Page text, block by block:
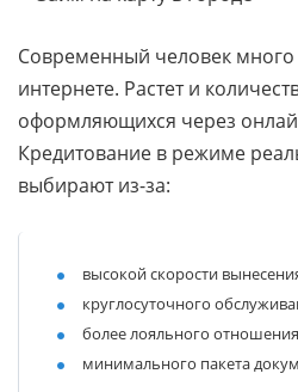
Современный человек
интернете. Растет и
оформляющихся через
Кредитование в режиме
выбирают из-за:
высокой скорости
круглосуточного
более лояльного
минимального пакета